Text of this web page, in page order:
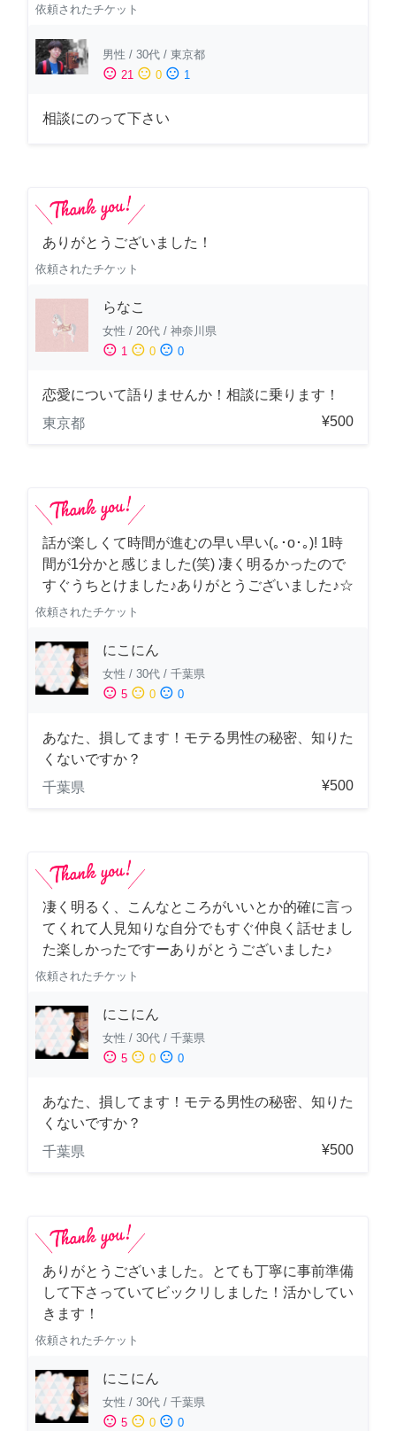
依頼されたチケット
男性 / 30代 / 東京都
sentiment_satisfied 21 sentiment_neutral 0 sentiment_dissatisfied 1
相談にのって下さい
ありがとうございました！
依頼されたチケット
らなこ
女性 / 20代 / 神奈川県
sentiment_satisfied 1 sentiment_neutral 0 sentiment_dissatisfied 0
恋愛について語りませんか！相談に乗ります！
東京都
¥500
話が楽しくて時間が進むの早い早い(｡･о･｡)! 1時
間が1分かと感じました(笑) 凄く明るかったので
すぐうちとけました♪ありがとうございました♪☆
依頼されたチケット
にこにん
女性 / 30代 / 千葉県
sentiment_satisfied 5 sentiment_neutral 0 sentiment_dissatisfied 0
あなた、損してます！モテる男性の秘密、知りた
くないですか？
千葉県
¥500
凄く明るく、こんなところがいいとか的確に言っ
てくれて人見知りな自分でもすぐ仲良く話せまし
た楽しかったですーありがとうございました♪
依頼されたチケット
にこにん
女性 / 30代 / 千葉県
sentiment_satisfied 5 sentiment_neutral 0 sentiment_dissatisfied 0
あなた、損してます！モテる男性の秘密、知りた
くないですか？
千葉県
¥500
ありがとうございました。とても丁寧に事前準備
して下さっていてビックリしました！活かしてい
きます！
依頼されたチケット
にこにん
女性 / 30代 / 千葉県
sentiment_satisfied 5 sentiment_neutral 0 sentiment_dissatisfied 0